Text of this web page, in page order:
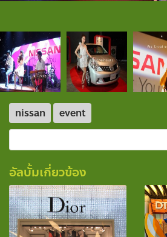
nissan event
อัลบั้มเกี่ยวข้อง